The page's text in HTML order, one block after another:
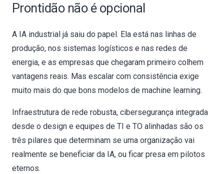
Prontidão não é opcional
A IA industrial já saiu do papel. Ela está nas linhas de
produção, nos sistemas logísticos e nas redes de
energia, e as empresas que chegaram primeiro colhem
vantagens reais. Mas escalar com consistência exige
muito mais do que bons modelos de machine learning.
Infraestrutura de rede robusta, cibersegurança integrada
desde o design e equipes de TI e TO alinhadas são os
três pilares que determinam se uma organização vai
realmente se beneficiar da IA, ou ficar presa em pilotos
eternos.